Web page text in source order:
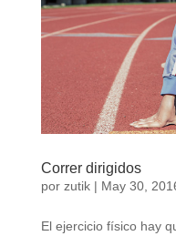
Correr dirigidos
por zutik| May 30,
El ejercicio físico hay